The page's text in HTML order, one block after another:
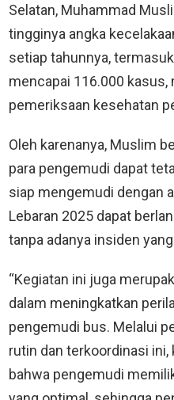
Selatan, Muhammad
tingginya angka
setiap tahunnya,
mencapai 116.000 kasus,
pemeriksaan kesehatan
Oleh karenanya, Muslim
para pengemudi dapat
siap mengemudi dengan
Lebaran 2025 dapat
tanpa adanya insiden
“Kegiatan ini juga
dalam meningkatkan
pengemudi bus. Melalui
rutin dan terkoordinasi
bahwa pengemudi